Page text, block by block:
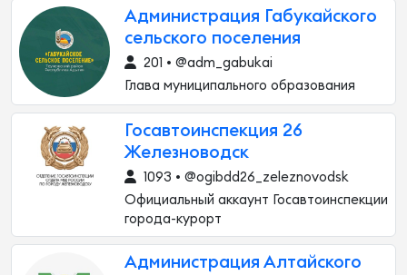
Администрация Габукайского
сельского поселения
201 • @adm_gabukai
Глава муниципального образования
Госавтоинспекция 26
Железноводск
1093 • @ogibdd26_zeleznovodsk
Официальный аккаунт Госавтоинспекции
города-курорт
Администрация Алтайского